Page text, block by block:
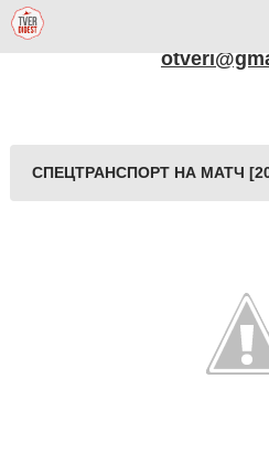
СПЕЦТРАНСПОРТ НА МАТЧ